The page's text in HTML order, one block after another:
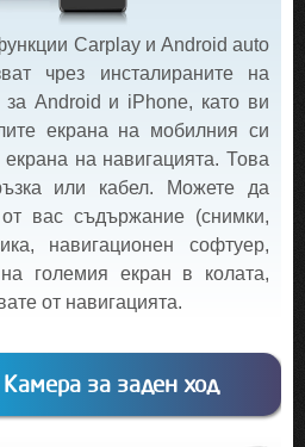
Carplay и Android auto
чрез инсталираните на
за Android и iPhone, като ви
екрана на мобилния си
на навигацията. Това
или кабел. Можете да
вас съдържание (снимки,
навигационен софтуер,
големия екран в колата,
от навигацията.
за заден ход